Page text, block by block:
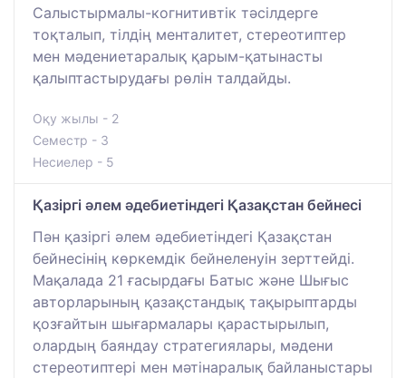
Салыстырмалы-когнитивтік тәсілдерге
тоқталып, тілдің менталитет, стереотиптер
мен мәдениетаралық қарым-қатынасты
қалыптастырудағы рөлін талдайды.
Оқу жылы - 2
Семестр - 3
Несиелер - 5
Қазіргі әлем әдебиетіндегі Қазақстан бейнесі
Пән қазіргі әлем әдебиетіндегі Қазақстан
бейнесінің көркемдік бейнеленуін зерттейді.
Мақалада 21 ғасырдағы Батыс және Шығыс
авторларының қазақстандық тақырыптарды
қозғайтын шығармалары қарастырылып,
олардың баяндау стратегиялары, мәдени
стереотиптері мен мәтінаралық байланыстары